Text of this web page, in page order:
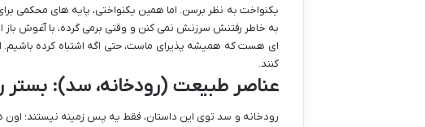
یکنواخت به نظر برسن. اما همین یکنواختی، پایه های محکمی
به خاطر رفتنش سرزنش نمی کنن و وقتی برمی گرده، با آغوش
ای هست که همیشه پذیرای ماست، حتی اگه اشتباه کرده باشیم.
کنند.
عناصر طبیعت (رودخانه، سد):
رودخانه و سد توی این داستان، فقط یه پس زمینه نیستند؛